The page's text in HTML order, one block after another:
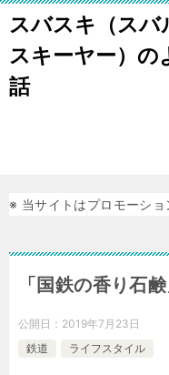
スバスキ（スバ
スキーヤー）の
話
※ 当サイトはプロモーショ
「国鉄の香り石
公開日： 2019年7月23日
鉄道
ライフスタイル